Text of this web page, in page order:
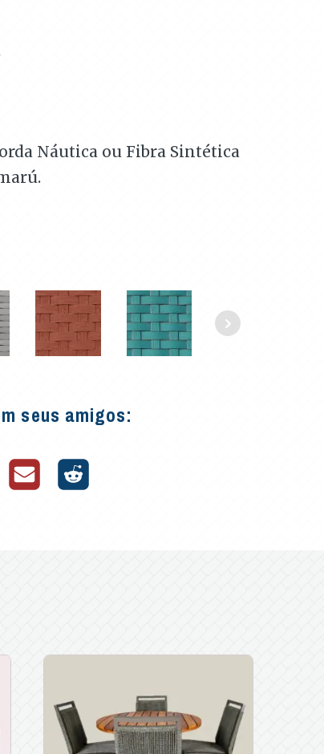
Náutica ou Fibra Sintética
seus amigos: